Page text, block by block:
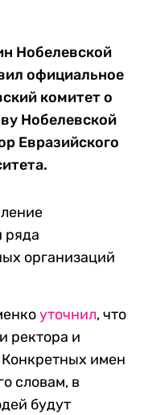
Нобелевской
официальное
комитет о
Нобелевской
Евразийского
ряда
организаций
уточнил, что
ректора и
имен
словам, в
будут